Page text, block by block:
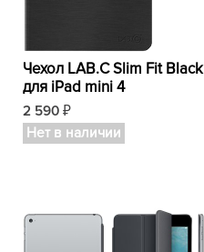
Чехол LAB.C Slim Fit Black
для iPad mini 4
2 590 ₽
Нет в наличии